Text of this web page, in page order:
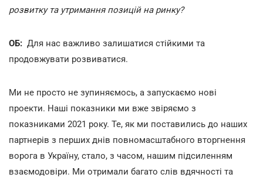
розвитку та утримання позицій на ринку?
ОБ: Для нас важливо залишатися стійкими та
продовжувати розвиватися.
Ми не просто не зупиняємось, а запускаємо нові
проекти. Наші показники ми вже звіряємо з
показниками 2021 року. Те, як ми поставились до наших
партнерів з перших днів повномасштабного вторгнення
ворога в Україну, стало, з часом, нашим підсиленням
взаємодовіри. Ми отримали багато слів вдячності та